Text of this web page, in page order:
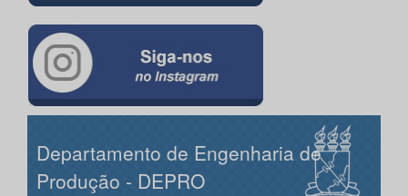
Departamento de Engenharia de
Produção - DEPRO